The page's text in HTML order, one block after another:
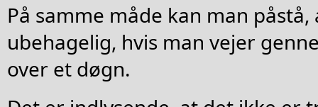
På samme måde kan man
ubehagelig, hvis man vejer
over et døgn.